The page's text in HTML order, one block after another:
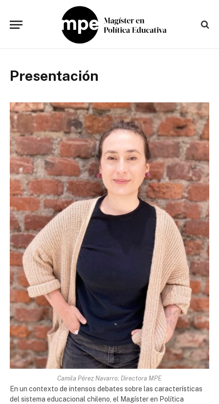
Presentación
Camila Pérez Navarro, Directora MPE
En un contexto de intensos debates sobre las características
del sistema educacional chileno, el Magíster en Política